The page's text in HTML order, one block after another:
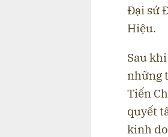
Đại sứ
Hiệu.
Sau
những
Tiến
quyết
kinh